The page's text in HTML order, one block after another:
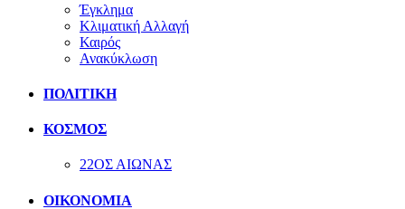
Έγκλημα
Κλιματική Αλλαγή
Καιρός
Ανακύκλωση
ΠΟΛΙΤΙΚΗ
ΚΟΣΜΟΣ
22ΟΣ ΑΙΩΝΑΣ
ΟΙΚΟΝΟΜΙΑ